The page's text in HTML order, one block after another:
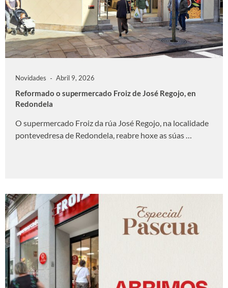
Novidades Abril 9, 2026
Reformado o supermercado Froiz de José Regojo, en
Redondela
O supermercado Froiz da rúa José Regojo, na localidade
pontevedresa de Redondela, reabre hoxe as súas …